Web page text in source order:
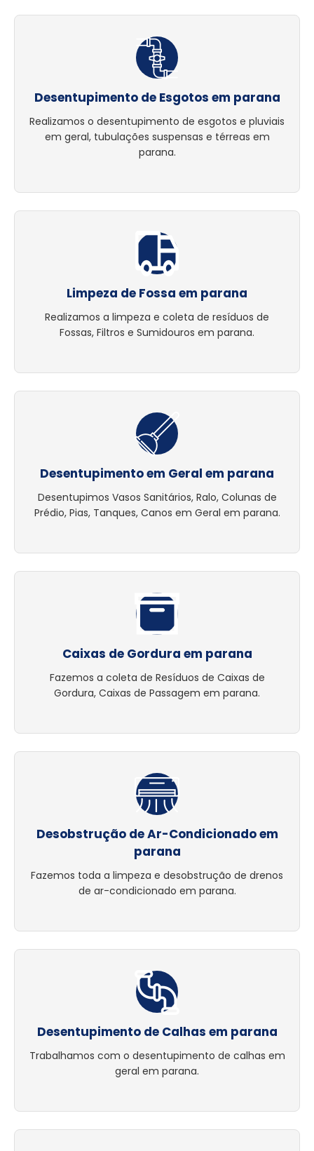
Desentupimento de Esgotos em parana
Realizamos o desentupimento de esgotos e pluviais
em geral, tubulações suspensas e térreas em
parana.
Limpeza de Fossa em parana
Realizamos a limpeza e coleta de resíduos de
Fossas, Filtros e Sumidouros em parana.
Desentupimento em Geral em parana
Desentupimos Vasos Sanitários, Ralo, Colunas de
Prédio, Pias, Tanques, Canos em Geral em parana.
Caixas de Gordura em parana
Fazemos a coleta de Resíduos de Caixas de
Gordura, Caixas de Passagem em parana.
Desobstrução de Ar-Condicionado em
parana
Fazemos toda a limpeza e desobstrução de drenos
de ar-condicionado em parana.
Desentupimento de Calhas em parana
Trabalhamos com o desentupimento de calhas em
geral em parana.